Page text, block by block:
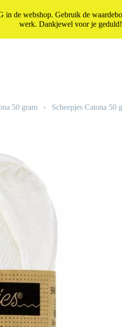
Geen
50 gram › Scheepjes Catona 50
webshop. Gebruik de
werk. Dankjewel voor je